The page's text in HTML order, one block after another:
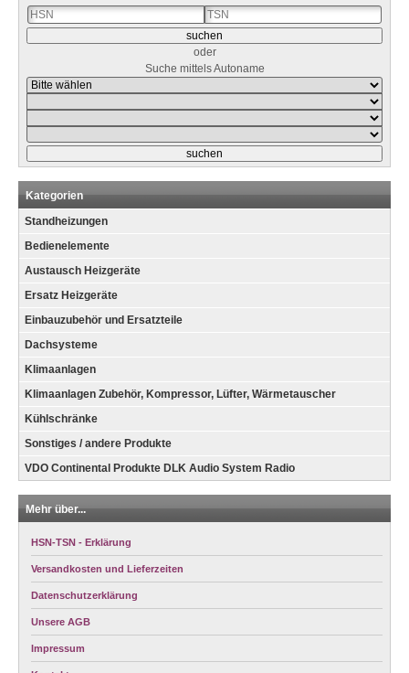
oder
Suche mittels Autoname
Kategorien
Standheizungen
Bedienelemente
Austausch Heizgeräte
Ersatz Heizgeräte
Einbauzubehör und Ersatzteile
Dachsysteme
Klimaanlagen
Klimaanlagen Zubehör, Kompressor, Lüfter, Wärmetauscher
Kühlschränke
Sonstiges / andere Produkte
VDO Continental Produkte DLK Audio System Radio
Mehr über...
HSN-TSN - Erklärung
Versandkosten und Lieferzeiten
Datenschutzerklärung
Unsere AGB
Impressum